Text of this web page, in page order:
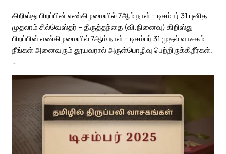
கிறிஸ்து பிறப்பின் எண்கிழமையில் 7ஆம் நாள் – டிசம்பர் 31 புனித
முதலாம் சில்வெஸ்தர் – திருத்தந்தை (வி.நினைவு) கிறிஸ்து
பிறப்பின் எண்கிழமையில் 7ஆம் நாள் – டிசம்பர் 31 முதல் வாசகம்
நீங்கள் அனைவரும் தூயவரால் அருள்பொழிவு பெற்றிருக்கிறீர்கள்.
…